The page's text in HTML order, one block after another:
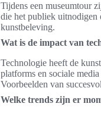
Tijdens een museumtour
die het publiek uitnodigen
kunstbeleving.
Wat is de impact van
Technologie heeft de
platforms en sociale
Voorbeelden van
Welke trends zijn er